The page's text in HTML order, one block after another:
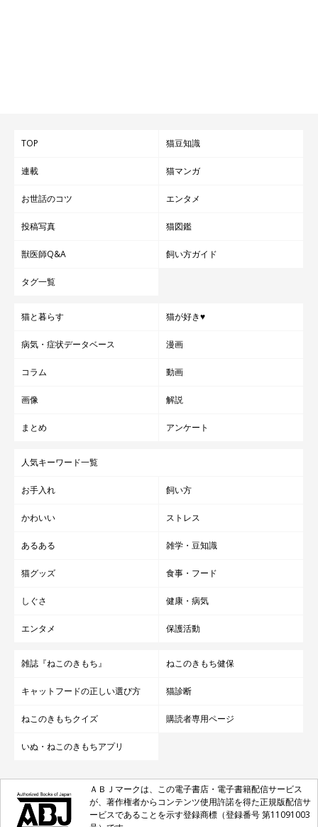
TOP 猫豆知識
連載 猫マンガ
お世話のコツ エンタメ
投稿写真 猫図鑑
獣医師Q&A 飼い方ガイド
タグ一覧
猫と暮らす 猫が好き♥
病気・症状データベース 漫画
コラム 動画
画像 解説
まとめ アンケート
人気キーワード一覧
お手入れ 飼い方
かわいい ストレス
あるある 雑学・豆知識
猫グッズ 食事・フード
しぐさ 健康・病気
エンタメ 保護活動
雑誌『ねこのきもち』 ねこのきもち健保
キャットフードの正しい選び方 猫診断
ねこのきもちクイズ 購読者専用ページ
いぬ・ねこのきもちアプリ
ＡＢＪマークは、この電子書店・電子書籍配信サービス
が、著作権者からコンテンツ使用許諾を得た正規版配信サ
ービスであることを示す登録商標（登録番号 第11091003